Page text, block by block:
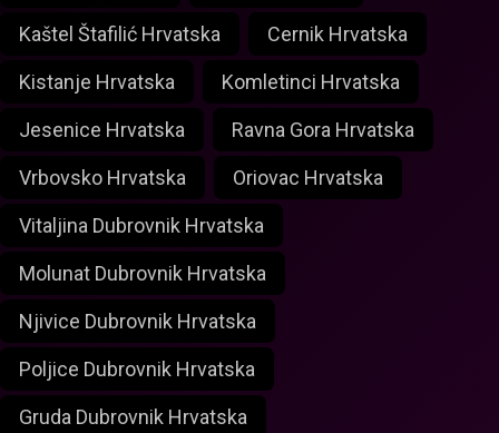
Kaštel Štafilić Hrvatska Cernik Hrvatska
Kistanje Hrvatska Komletinci Hrvatska
Jesenice Hrvatska Ravna Gora Hrvatska
Vrbovsko Hrvatska Oriovac Hrvatska
Vitaljina Dubrovnik Hrvatska
Molunat Dubrovnik Hrvatska
Njivice Dubrovnik Hrvatska
Poljice Dubrovnik Hrvatska
Gruda Dubrovnik Hrvatska